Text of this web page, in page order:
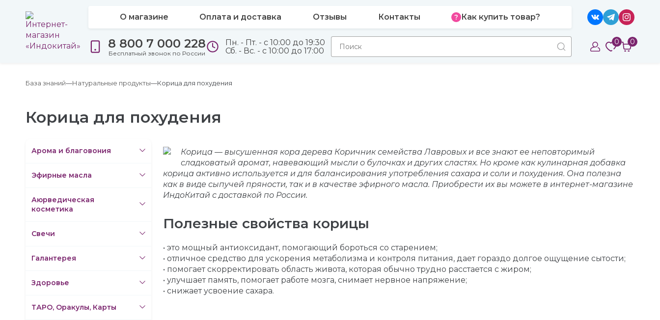
О магазине Оплата и доставка Отзывы Контакты Как купить товар?
8 800 7 000 228
Бесплатный звонок по России
Пн. - Пт. - с 10:00 до 19:30
Сб. - Вс. - с 10:00 до 17:00
0 0
База знаний Натуральные продукты Корица для похудения
Корица для похудения
Арома и благовония
Эфирные масла
Аюрведическая
косметика
Свечи
Галантерея
Здоровье
ТАРО, Оракулы, Карты
Корица — высушенная кора дерева Коричник семейства Лавровых и все знают ее неповторимый
сладковатый аромат, навевающий мысли о булочках и других сластях. Но кроме как кулинарная добавка
корица активно используется и для балансирования употребления сахара и соли и похудения. Она полезна
как в виде сыпучей пряности, так и в качестве эфирного масла. Приобрести их вы можете в интернет-магазине
ИндоКитай с доставкой по России.
Полезные свойства корицы
• это мощный антиоксидант, помогающий бороться со старением;
• отличное средство для ускорения метаболизма и контроля питания, дает гораздо долгое ощущение сытости;
• помогает скорректировать область живота, которая обычно трудно расстается с жиром;
• улучшает память, помогает работе мозга, снимает нервное напряжение;
• снижает усвоение сахара.